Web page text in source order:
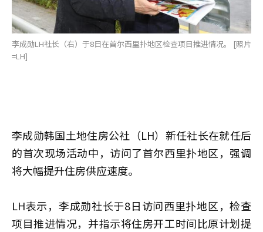
李成勋LH社长（右）于8日在首尔西里扑地区检查项目推进情况。 [照片
=LH]
李成勋韩国土地住房公社（LH）新任社长在就任后
的首次现场活动中，访问了首尔西里扑地区，强调
将大幅提升住房供应速度。
LH表示，李成勋社长于8日访问西里扑地区，检查
项目推进情况，并指示将住房开工时间比原计划提